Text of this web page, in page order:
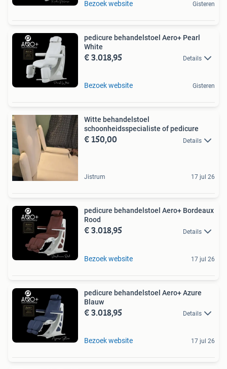
Bezoek website Gisteren
pedicure behandelstoel Aero+ Pearl
White
€ 3.018,95 Details
Bezoek website Gisteren
Witte behandelstoel
schoonheidsspecialiste of pedicure
€ 150,00 Details
Jistrum 17 jul 26
pedicure behandelstoel Aero+ Bordeaux
Rood
€ 3.018,95 Details
Bezoek website 17 jul 26
pedicure behandelstoel Aero+ Azure
Blauw
€ 3.018,95 Details
Bezoek website 17 jul 26